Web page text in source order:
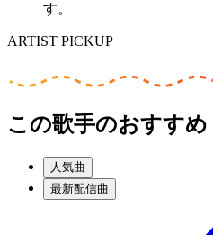
す。
ARTIST PICKUP
この歌手のおすすめ
人気曲
最新配信曲